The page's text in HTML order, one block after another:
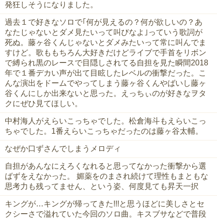
発狂しそうになりました。
過去１で好きなソロで｢何が見えるの？何が欲しいの？あ
なたじゃないとダメ見たいって叫びなよ｣っていう歌詞が
死ぬ。藤ヶ谷くんじゃないとダメみたいって常に叫んでま
すけど。歌ももちろん大好きだけどライブで手首をリボン
で縛られ黒のレースで目隠しされてる自担を見た瞬間2018
年で１番デカい声が出て目眩したレベルの衝撃だった。こ
んな演出をドームでやってしまう藤ヶ谷くんやばいし藤ヶ
谷くんにしか出来ないと思った。えっちぃのが好きなヲタ
クにぜひ見てほしい。
中村海人がえらいこっちゃでした。松倉海斗もえらいこっ
ちゃでした。1番えらいこっちゃだったのは藤ヶ谷太輔。
なぜか口ずさんでしまうメロディ
自担があんなにえろくなれると思ってなかった衝撃から選
ばずをえなかった。 媚薬をのまされ続けて理性もまともな
思考力も残ってません、という姿、何度見ても昇天一択
キングが…キングが帰ってきた!!!と思うほどに美しさとセ
クシーさで溢れていた今回のソロ曲。キスブサなどで普段